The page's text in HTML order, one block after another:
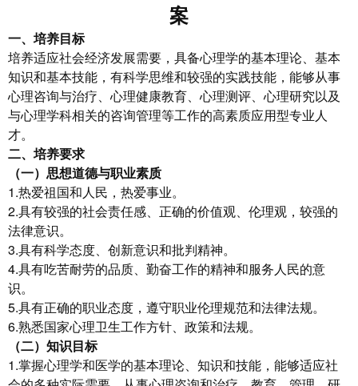
案
一、培养目标
培养适应社会经济发展需要，具备心理学的基本理论、基本
知识和基本技能，有科学思维和较强的实践技能，能够从事
心理咨询与治疗、心理健康教育、心理测评、心理研究以及
与心理学科相关的咨询管理等工作的高素质应用型专业人
才。
二、培养要求
（一） 思想道德与职业素质
1.热爱祖国和人民，热爱事业。
2.具有较强的社会责任感、正确的价值观、伦理观，较强的
法律意识。
3.具有科学态度、创新意识和批判精神。
4.具有吃苦耐劳的品质、勤奋工作的精神和服务人民的意
识。
5.具有正确的职业态度，遵守职业伦理规范和法律法规。
6.熟悉国家心理卫生工作方针、政策和法规。
（二）知识目标
1.掌握心理学和医学的基本理论、知识和技能，能够适应社